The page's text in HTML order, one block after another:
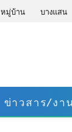
หมู่บ้าน บางแสน
ข่าวสาร/งา